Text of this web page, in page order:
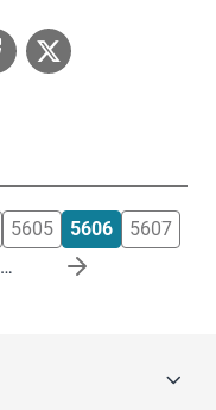
5605 5606
5607
…